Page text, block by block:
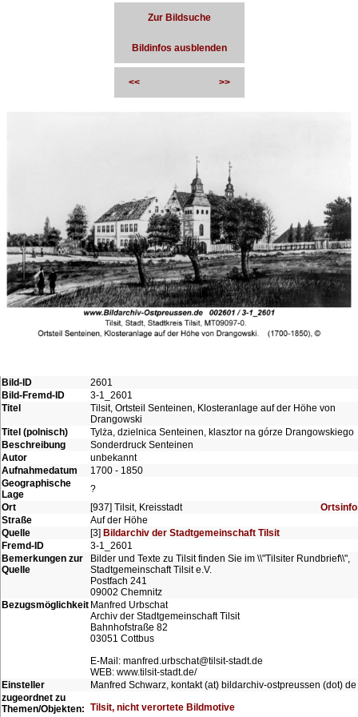
Zur Bildsuche
Bildinfos ausblenden
<< >>
Bild-ID
2601
Bild-Fremd-ID
3-1_2601
Titel
Tilsit, Ortsteil Senteinen, Klosteranlage auf der Höhe von
Drangowski
Titel (polnisch)
Tylża, dzielnica Senteinen, klasztor na górze Drangowskiego
Beschreibung
Sonderdruck Senteinen
Autor
unbekannt
Aufnahmedatum
1700 - 1850
Geographische
Lage
?
Ort
[937] Tilsit, Kreisstadt
Ortsinfo
Straße
Auf der Höhe
Quelle
[3] Bildarchiv der Stadtgemeinschaft Tilsit
Fremd-ID
3-1_2601
Bemerkungen zur
Quelle
Bilder und Texte zu Tilsit finden Sie im \\"Tilsiter Rundbrief\\",
Stadtgemeinschaft Tilsit e.V.
Postfach 241
09002 Chemnitz
Bezugsmöglichkeit Manfred Urbschat
Archiv der Stadtgemeinschaft Tilsit
Bahnhofstraße 82
03051 Cottbus
E-Mail: manfred.urbschat@tilsit-stadt.de
WEB: www.tilsit-stadt.de/
Einsteller
Manfred Schwarz, kontakt (at) bildarchiv-ostpreussen (dot) de
zugeordnet zu
Themen/Objekten: Tilsit, nicht verortete Bildmotive